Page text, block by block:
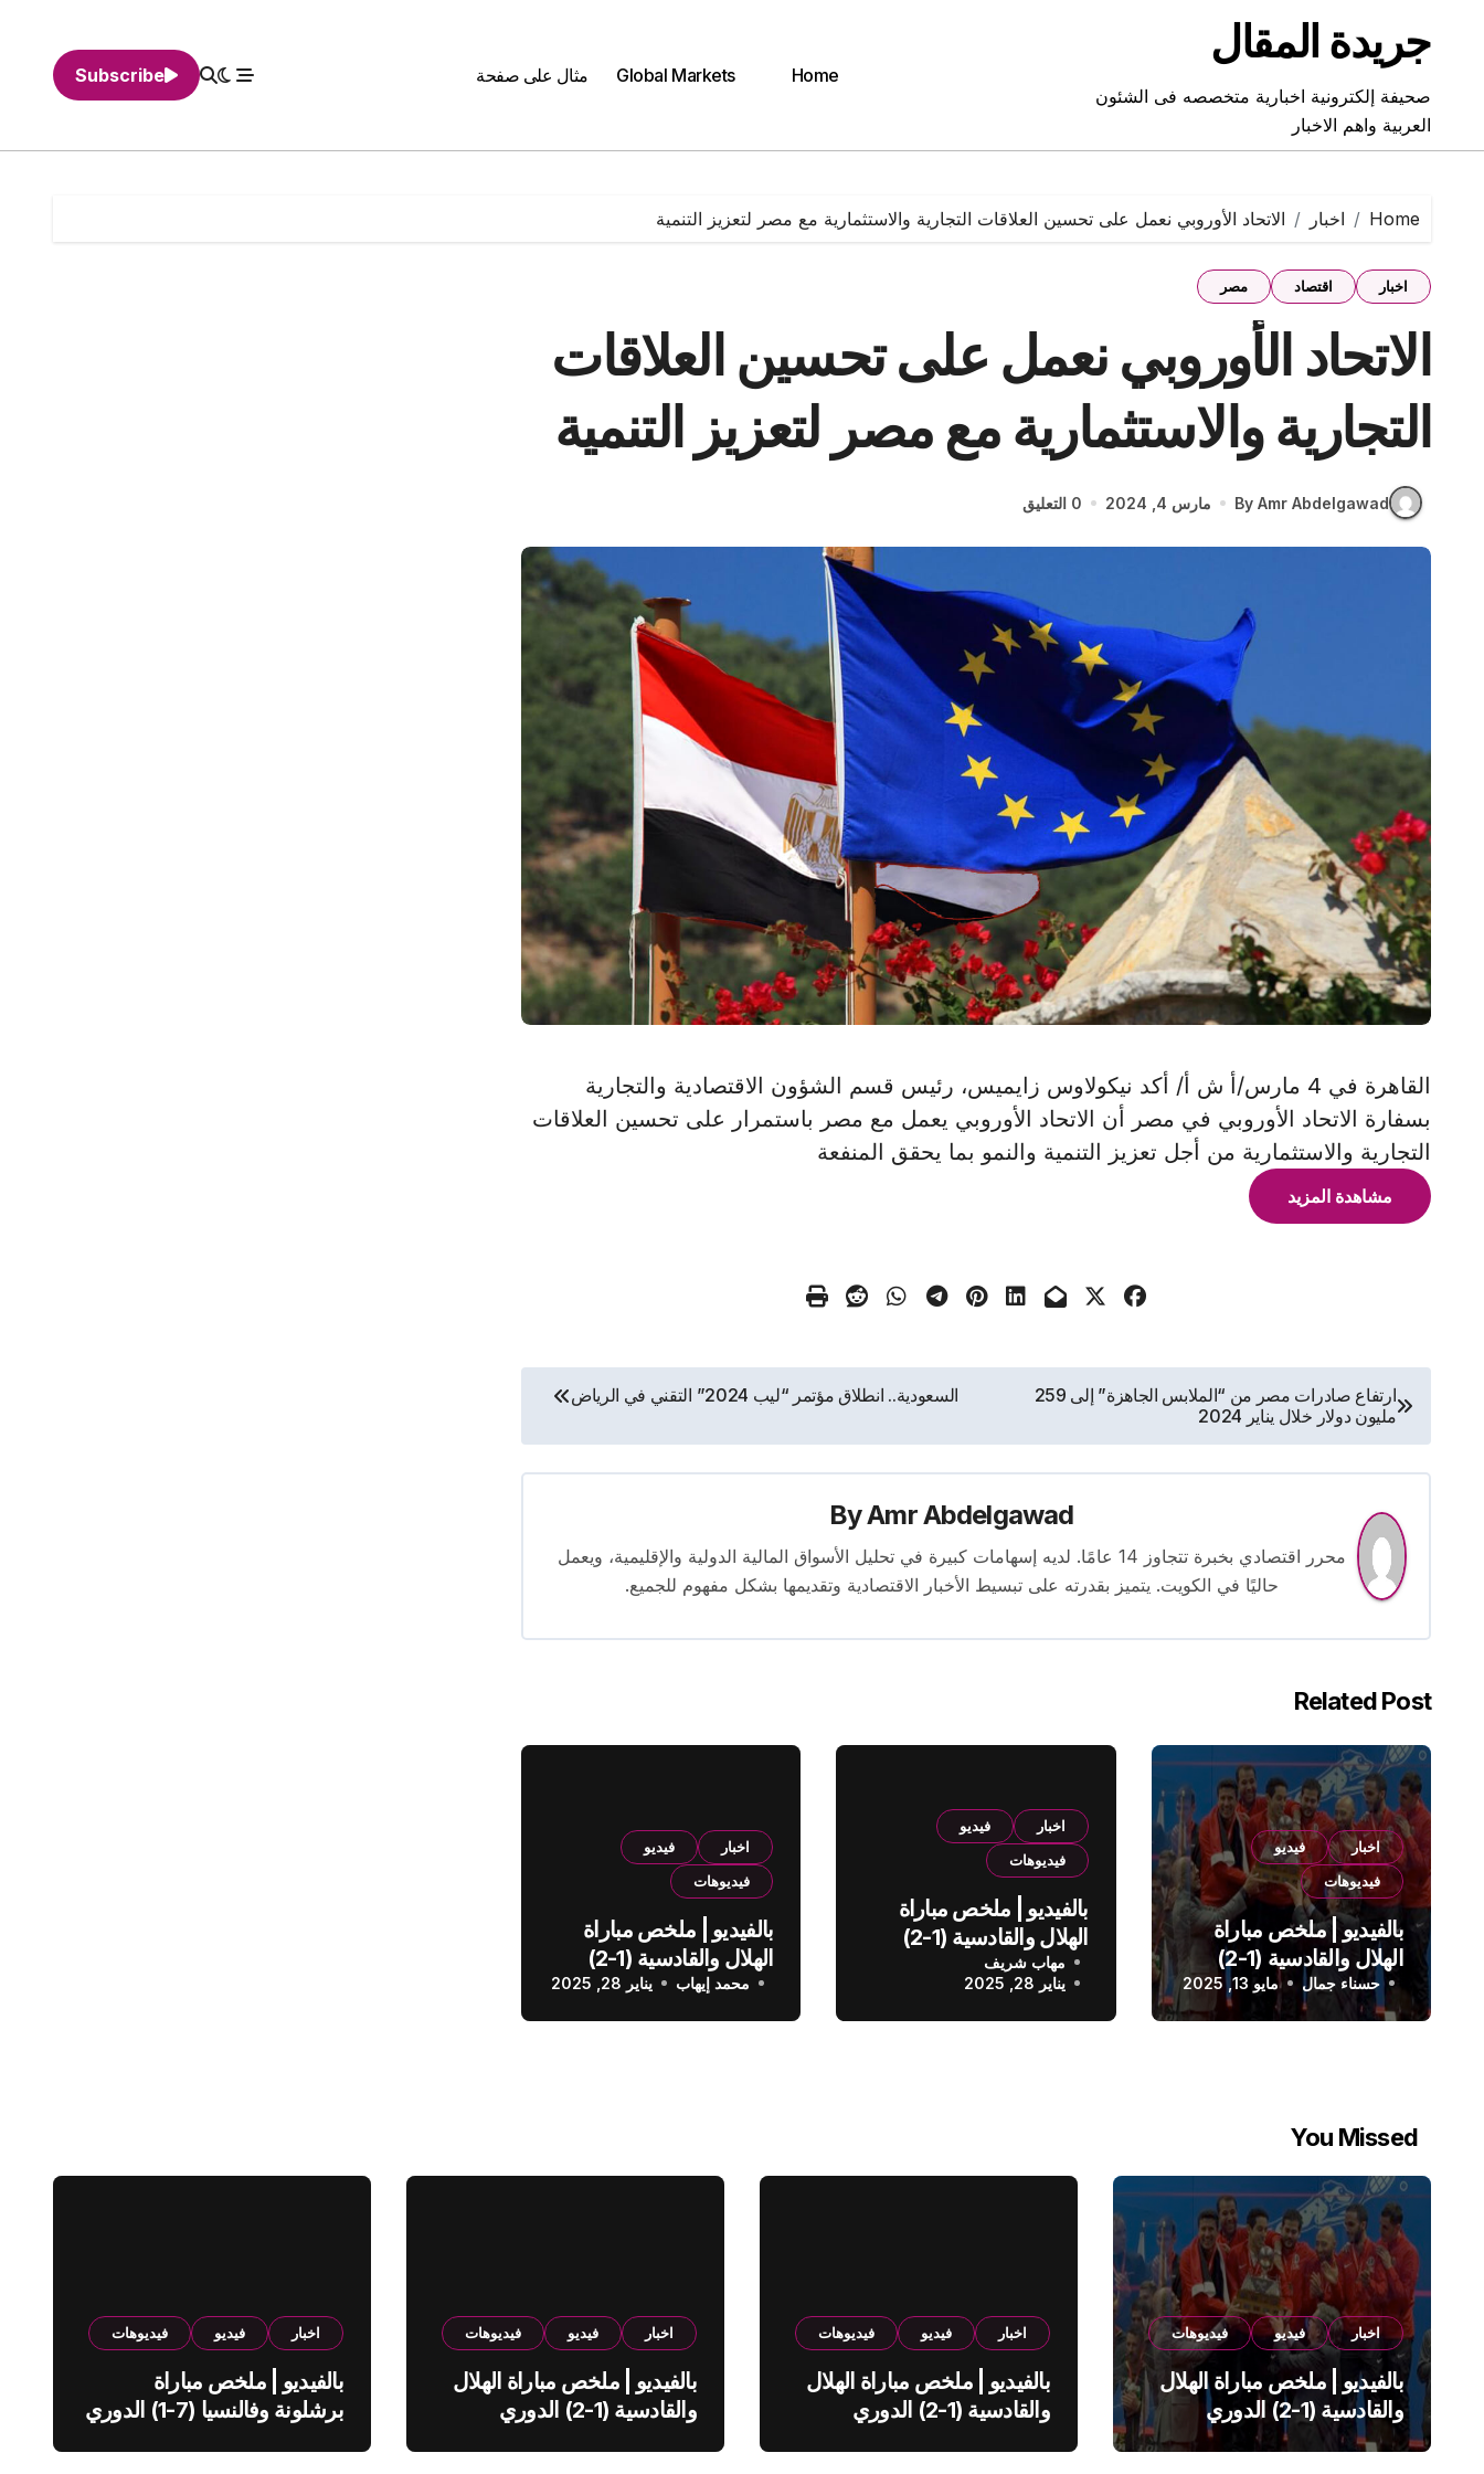
contentجريدة المقال
صحيفة إلكترونية اخبارية متخصصه فى الشئون
العربية واهم الاخبار
Home
Global Markets مثال على صفحة Subscribe
Home اخبار الاتحاد الأوروبي نعمل على تحسين العلاقات التجارية والاستثمارية مع مصر لتعزيز التنمية
اخبار اقتصاد مصر
الاتحاد الأوروبي نعمل على تحسين العلاقات
التجارية والاستثمارية مع مصر لتعزيز التنمية
By Amr Abdelgawad مارس 4, 2024 0 التعليق
القاهرة في 4 مارس/أ ش أ/ أكد نيكولاوس زايميس، رئيس قسم الشؤون الاقتصادية والتجارية
بسفارة الاتحاد الأوروبي في مصر أن الاتحاد الأوروبي يعمل مع مصر باستمرار على تحسين العلاقات
التجارية والاستثمارية من أجل تعزيز التنمية والنمو بما يحقق المنفعة
مشاهدة المزيد
تصفّح
المقالات
ارتفاع صادرات مصر من “الملابس الجاهزة” إلى 259
مليون دولار خلال يناير 2024
السعودية.. انطلاق مؤتمر “ليب 2024” التقني في الرياض
ByAmr Abdelgawad
محرر اقتصادي بخبرة تتجاوز 14 عامًا. لديه إسهامات كبيرة في تحليل الأسواق المالية الدولية والإقليمية، ويعمل
حاليًا في الكويت. يتميز بقدرته على تبسيط الأخبار الاقتصادية وتقديمها بشكل مفهوم للجميع.
Related Post
اخبار
فيديو
فيديوهات
بالفيديو | ملخص مباراة
الهلال والقادسية (1-2)
الدوري السعودي
حسناء جمال مايو 13, 2025
اخبار
فيديو
فيديوهات
بالفيديو | ملخص مباراة
الهلال والقادسية (1-2)
الدوري السعودي
مهاب شريف
يناير 28, 2025
اخبار
فيديو
فيديوهات
بالفيديو | ملخص مباراة
الهلال والقادسية (1-2)
الدوري السعودي
محمد إيهاب يناير 28, 2025
You Missed
اخبار فيديو فيديوهات
بالفيديو | ملخص مباراة الهلال
والقادسية (1-2) الدوري
السعودي
اخبار فيديو فيديوهات
بالفيديو | ملخص مباراة الهلال
والقادسية (1-2) الدوري
اخبار فيديو فيديوهات
بالفيديو | ملخص مباراة الهلال
والقادسية (1-2) الدوري
اخبار فيديو فيديوهات
بالفيديو | ملخص مباراة
برشلونة وفالنسيا (7-1) الدوري